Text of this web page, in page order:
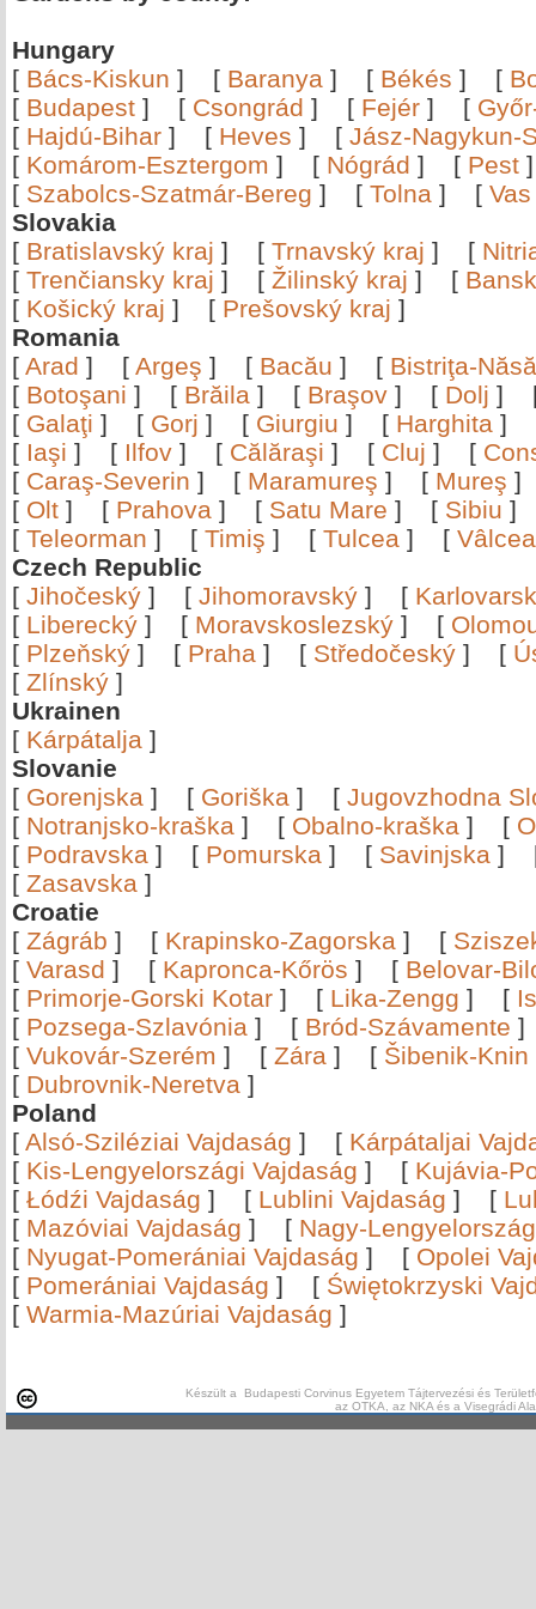
Hungary
[ Bács-Kiskun ] [ Baranya ] [ Békés ] [
[ Budapest ] [ Csongrád ] [ Fejér ] [
[ Hajdú-Bihar ] [ Heves ] [ Jász-Nagykun-
[ Komárom-Esztergom ] [ Nógrád ] [ Pest
[ Szabolcs-Szatmár-Bereg ] [ Tolna ] [ Vas
Slovakia
[ Bratislavský kraj ] [ Trnavský kraj ] [
[ Trenčiansky kraj ] [ Žilinský kraj ] [
[ Košický kraj ] [ Prešovský kraj ]
Romania
[ Arad ] [ Argeş ] [ Bacău ] [ Bistriţa-
[ Botoşani ] [ Brăila ] [ Braşov ] [ Dolj ]
[ Galaţi ] [ Gorj ] [ Giurgiu ] [ Harghita ]
[ Iaşi ] [ Ilfov ] [ Călăraşi ] [ Cluj ] [
[ Caraş-Severin ] [ Maramureş ] [ Mureş
[ Olt ] [ Prahova ] [ Satu Mare ] [ Sibiu
[ Teleorman ] [ Timiş ] [ Tulcea ] [
Czech Republic
[ Jihočeský ] [ Jihomoravský ] [
[ Liberecký ] [ Moravskoslezský ] [
[ Plzeňský ] [ Praha ] [ Středočeský ] [
[ Zlínský ]
Ukrainen
[ Kárpátalja ]
Slovanie
[ Gorenjska ] [ Goriška ] [ Jugovzhodna
[ Notranjsko-kraška ] [ Obalno-kraška ] [
[ Podravska ] [ Pomurska ] [ Savinjska ]
[ Zasavska ]
Croatie
[ Zágráb ] [ Krapinsko-Zagorska ] [
[ Varasd ] [ Kapronca-Kőrös ] [ Belovar-
[ Primorje-Gorski Kotar ] [ Lika-Zengg ] [
[ Pozsega-Szlavónia ] [ Bród-Szávamente
[ Vukovár-Szerém ] [ Zára ] [ Šibenik-Knin
[ Dubrovnik-Neretva ]
Poland
[ Alsó-Sziléziai Vajdaság ] [ Kárpátaljai
[ Kis-Lengyelországi Vajdaság ] [ Kujávia-
[ Łódźi Vajdaság ] [ Lublini Vajdaság ] [
[ Mazóviai Vajdaság ] [ Nagy-
[ Nyugat-Pomerániai Vajdaság ] [ Opolei
[ Pomerániai Vajdaság ] [ Świętokrzyski
[ Warmia-Mazúriai Vajdaság ]
Készült a Budapesti Corvinus Egyetem Tájtervezési és
az OTKA, az NKA és a Visegrádi